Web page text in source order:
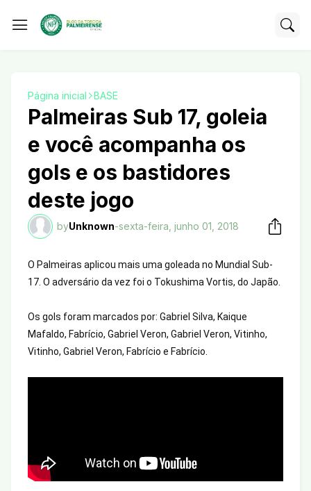
Página inicial BASE
Palmeiras Sub 17, goleia
e você acompanha os
gols e os bastidores
deste jogo
byUnknown-sexta-feira, junho 01, 2018
O Palmeiras aplicou mais uma goleada no Mundial Sub-
17. O adversário da vez foi o Tokushima Vortis, do Japão.
Os gols foram marcados por: Gabriel Silva, Kaique
Mafaldo, Fabrício, Gabriel Veron, Gabriel Veron, Vitinho,
Vitinho, Gabriel Veron, Fabrício e Fabrício.